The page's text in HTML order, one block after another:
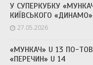
У СУПЕРКУБКУ
КИЇВСЬКОГО «ДИНАМО»
27.05.2026
«МУНКАЧ» U 13 ПО-
«ПЕРЕЧИН» U 14